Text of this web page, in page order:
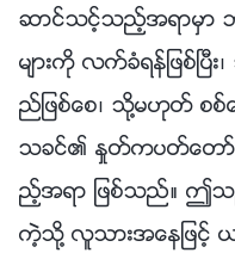
ဆာင္သင့္သည့္အရာမွာ
မ်ားကို လက္ခံရန္ျဖစ္ၿပီး
ည္ျဖစ္ေစ၊ သို႔မဟုတ္ စစ္
သခင္၏ ႏႈတ္ကပတ္ေတ
ည့္အရာ ျဖစ္သည္။ ဤသ
ကဲ့သို႔ လူသားအေနျဖင့္